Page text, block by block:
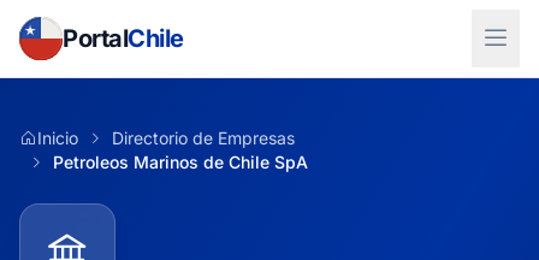
PortalChile
Inicio
Directorio de Empresas
Petroleos Marinos de Chile SpA